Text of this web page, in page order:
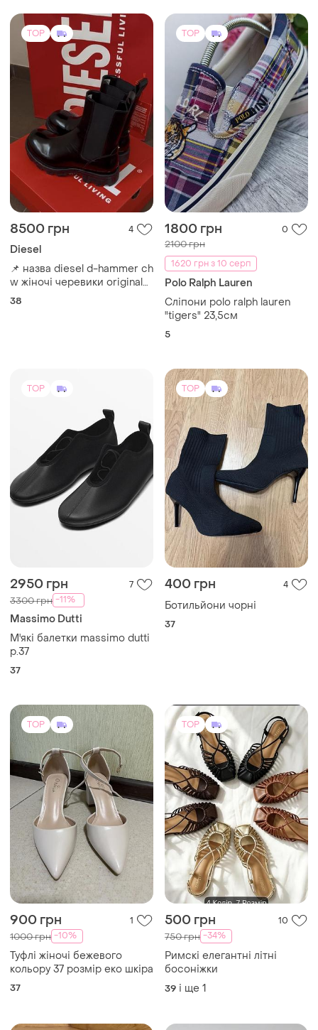
TOP
8500 грн 4
Diesel
📌 назва diesel d-hammer ch
w жіночі черевики original
38
38
TOP
1800 грн 0
2100 грн
1620 грн з 10 серп
Polo Ralph Lauren
Сліпони polo ralph lauren
"tigers" 23,5см
5
TOP
2950 грн 7
3300 грн -11%
Massimo Dutti
М'які балетки massimo dutti
р.37
37
TOP
400 грн 4
Ботильйони чорні
37
TOP
900 грн 1
1000 грн -10%
Туфлі жіночі бежевого
кольору 37 розмір еко шкіра
37
TOP
500 грн 10
750 грн -34%
Римскі елегантні літні
босоніжки
39 і ще 1